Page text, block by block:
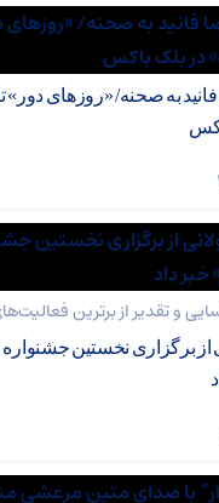
به صحنه/ «روزهای دور»
و تقدیر از برترین
از برگزاری نخستین